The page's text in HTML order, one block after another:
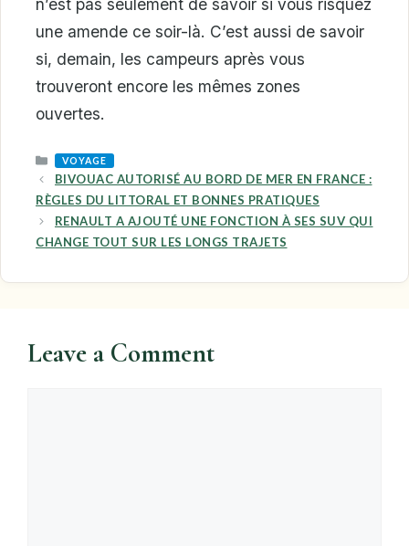
n’est pas seulement de savoir si vous risquez
une amende ce soir-là. C’est aussi de savoir
si, demain, les campeurs après vous
trouveront encore les mêmes zones
ouvertes.
CATEGORIES
VOYAGE
BIVOUAC AUTORISÉ AU BORD DE MER EN FRANCE :
RÈGLES DU LITTORAL ET BONNES PRATIQUES
RENAULT A AJOUTÉ UNE FONCTION À SES SUV QUI
CHANGE TOUT SUR LES LONGS TRAJETS
Leave a Comment